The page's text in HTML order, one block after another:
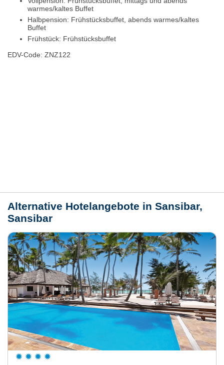
warmes/kaltes Buffet
Halbpension: Frühstücksbuffet, abends warmes/kaltes
Buffet
Frühstück: Frühstücksbuffet
EDV-Code: ZNZ122
Alternative Hotelangebote in Sansibar,
Sansibar